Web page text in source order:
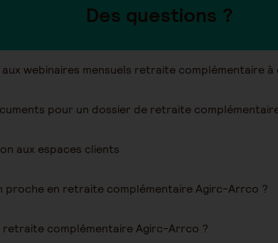
Des questions ?
webinaires mensuels retraite complémentaire
pour un dossier de retraite
aux espaces clients
proche en retraite complémentaire Agirc-Arrco ?
retraite complémentaire Agirc-Arrco ?